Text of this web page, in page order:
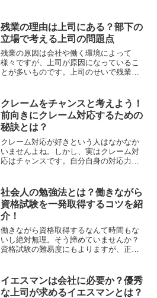
の中途採用担当者として、優遇する人材
のポイント・必須条件・消去法のポイン
トなどをご紹介します。
残業の理由は上司にある？部下の
立場で考える上司の問題点
残業の原因は会社や働く環境によって
様々ですが、上司が原因になっているこ
とが多いものです。上司のせいで残業と
にどのような問題点があるのか？考察
し、解説していきます。
クレームをチャンスと考えよう！
前向きにクレーム対応するための
秘訣とは？
クレーム対応が好きという人はなかなか
いませんよね。しかし、実はクレーム対
応はチャンスです。自分自身の対応力ア
数々のクレーム対応をしてきた営業管理
職として、クレームはチャンスである理
由と心構えを紹介します。
社会人の勉強法とは？働きながら
資格試験を一発取得するコツを紹
介！
働きながら資格取得するなんて時間もな
いし絶対無理。そう諦めていませんか？
資格試験の難易度にもよりますが、正し
い社会人向けの勉強法をご紹介します。
イエスマンは会社に必要か？優秀
な上司が求めるイエスマンとは？